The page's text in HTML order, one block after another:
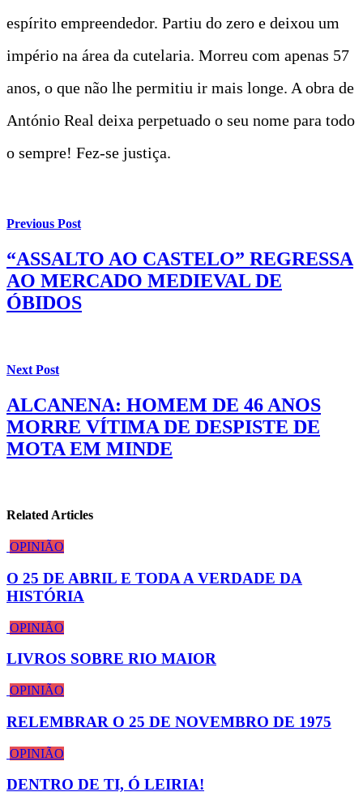
espírito empreendedor. Partiu do zero e deixou um
império na área da cutelaria. Morreu com apenas 57
anos, o que não lhe permitiu ir mais longe. A obra de
António Real deixa perpetuado o seu nome para todo
o sempre! Fez-se justiça.
Previous Post
“ASSALTO AO CASTELO” REGRESSA
AO MERCADO MEDIEVAL DE
ÓBIDOS
Next Post
ALCANENA: HOMEM DE 46 ANOS
MORRE VÍTIMA DE DESPISTE DE
MOTA EM MINDE
Related Articles
OPINIÃO
O 25 DE ABRIL E TODA A VERDADE DA
HISTÓRIA
OPINIÃO
LIVROS SOBRE RIO MAIOR
OPINIÃO
RELEMBRAR O 25 DE NOVEMBRO DE 1975
OPINIÃO
DENTRO DE TI, Ó LEIRIA!